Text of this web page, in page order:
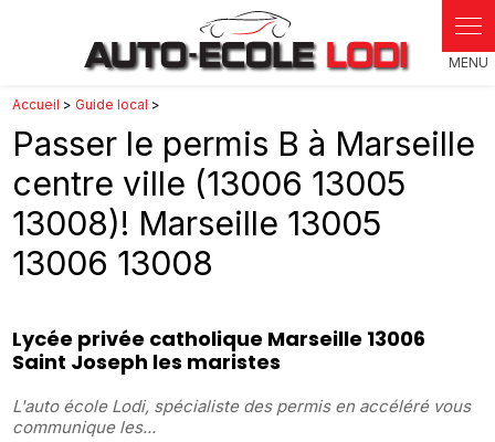
Accueil >Guide local >
Passer le permis B à Marseille
centre ville (13006 13005
13008)! Marseille 13005
13006 13008
Lycée privée catholique Marseille 13006
Saint Joseph les maristes
L'auto école Lodi, spécialiste des permis en accéléré vous
communique les...
Panneau de gestion des cookies